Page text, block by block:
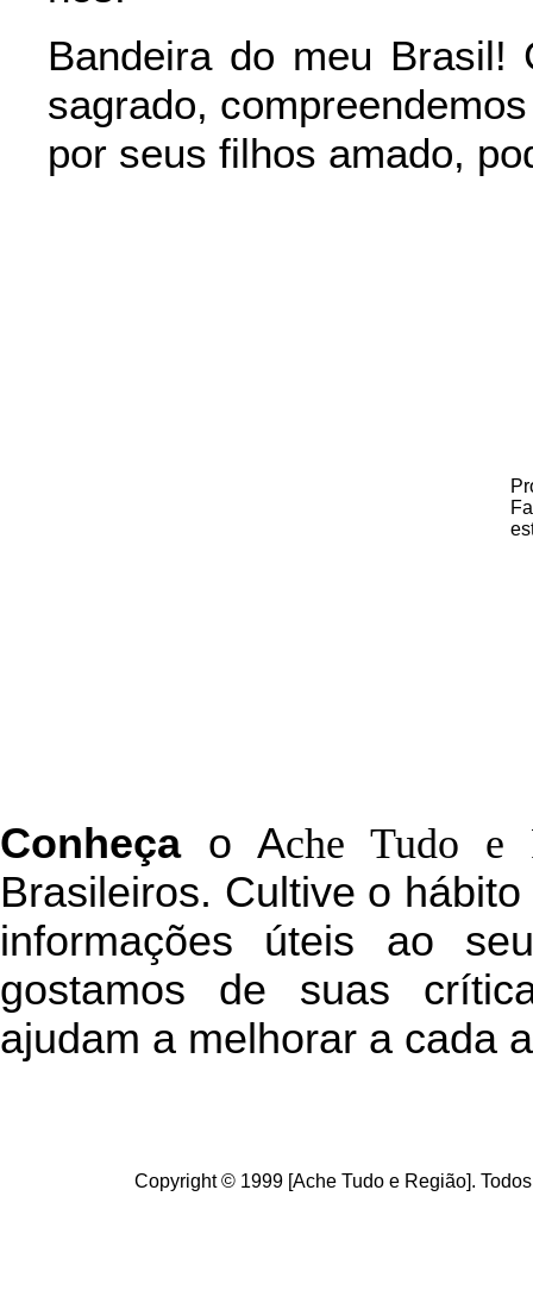
Bandeira do meu Brasil!
sagrado,
por seus filhos amado,
Conheçao Ache Tudo e
Brasileiros. Cultive o
informações úteis ao
gostamos de suas
ajudam a melhorar a cada
Copyright © 1999 [Ache Tudo e Região].